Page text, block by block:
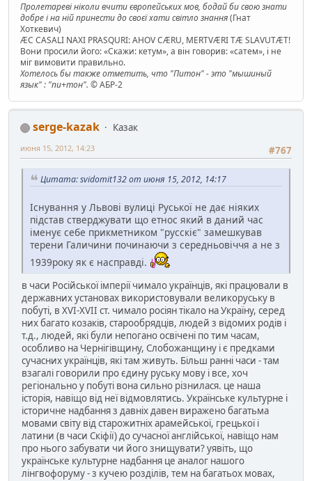
Пролетареві ніколи вчити європейських мов, бодай би свою знати
добре і на ній принести до своєї хати світло знання(Гнат
Хоткевич)
ÆC CASALI NAXI PRASQURI: AHOV CÆRU, MERTVÆRI TÆ SLAVUTÆT!
Вони просили його: «Скажи: кетум», а він говорив: «сатем», і не
міг вимовити правильно.
Хотелось бы также отметить, что "Питон" - это "мышиный
язык" : "пи+тон". © АБР-2
serge-kazak
Казак
#767
июня 15, 2012, 14:23
Цитата: svidomit132 от июня 15, 2012, 14:17
Існування у Львові вулиці Руської не дає ніяких
підстав стверджувати що етнос який в даний час
іменує себе прикметником "русскіє" замешкував
терени Галичини починаючи з середньовіччя а не з
1939року як є насправді.
в часи Російської імперії чимало українців, які працювали в
державних установах використовували великоруську в
побуті, в XVI-XVII ст. чимало росіян тікало на Україну, серед
них багато козаків, старообрядців, людей з відомих родів і
т.д., людей, які були непогано освічені по тим часам,
особливо на Чернігівщину, Слобожанщину і є предками
сучасних українців, які там живуть. Більш ранні часи - там
взагалі говорили про єдину руську мову і все, хоч
регіонально у побуті вона сильно різнилася. це наша
історія, навіщо від неї відмовлятись. Українське культурне і
історичне надбання з давніх давен виражено багатьма
мовами світу від старожитніх арамейської, грецької і
латини (в часи Скіфії) до сучасної англійської, навіщо нам
про нього забувати чи його знищувати? уявіть, що
українське культурне надбання це аналог нашого
лінгвофоруму - з кучею розділів, тем на багатьох мовах,